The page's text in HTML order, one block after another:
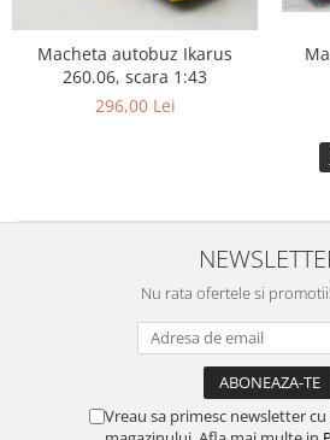
Macheta autobuz Ikarus
260.06, scara 1:43
296,00 Lei
Nu rata ofertele si
Vreau sa primesc newsletter